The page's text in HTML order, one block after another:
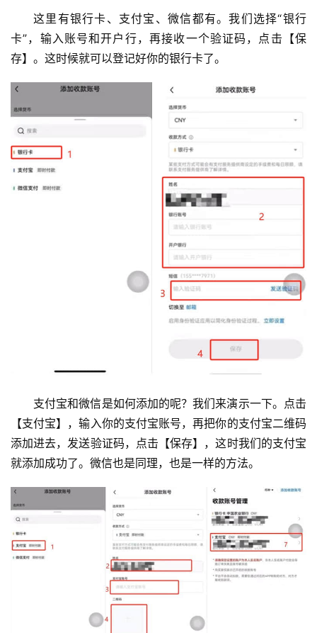
这里有银行卡、支付宝、微信都有。我们选择“银行
卡”，输入账号和开户行，再接收一个验证码，点击【保
存】。这时候就可以登记好你的银行卡了。
支付宝和微信是如何添加的呢？我们来演示一下。点击
【支付宝】，输入你的支付宝账号，再把你的支付宝二维码
添加进去，发送验证码，点击【保存】，这时我们的支付宝
就添加成功了。微信也是同理，也是一样的方法。